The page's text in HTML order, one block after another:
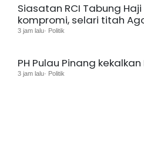
Siasatan RCI Tabung
kompromi, selari titah
3 jam lalu· Politik
PH Pulau Pinang kekalkan
3 jam lalu· Politik